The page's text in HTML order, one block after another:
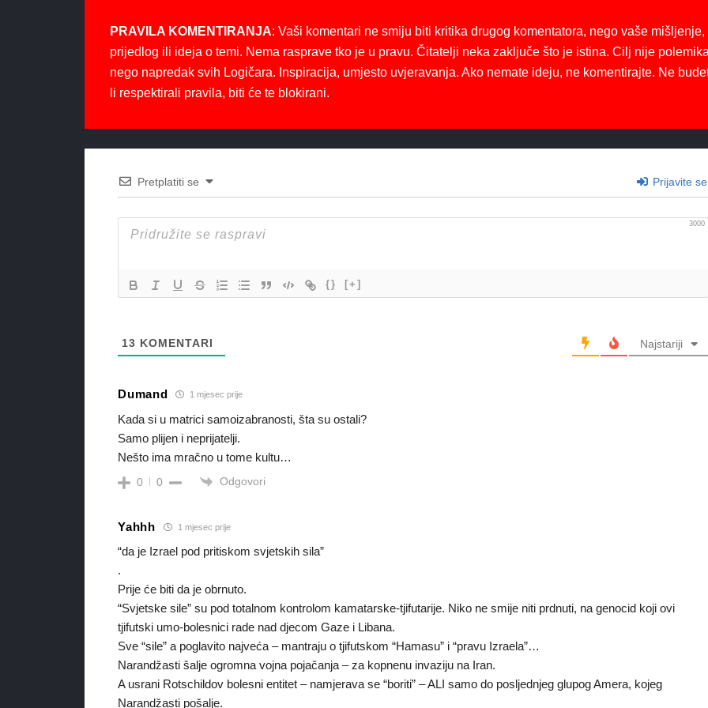
PRAVILA KOMENTIRANJA: Vaši komentari ne smiju biti kritika drugog komentatora, nego vaše mišljenje,
prijedlog ili ideja o temi. Nema rasprave tko je u pravu. Čitatelji neka zaključe što je istina. Cilj nije
nego napredak svih Logičara. Inspiracija, umjesto uvjeravanja. Ako nemate ideju, ne komentirajte. Ne
li respektirali pravila, biti će te blokirani.
Pretplatiti se Prijavite se
3000
{} [+]
13 KOMENTARI Najstariji
Dumand 1 mjesec prije
Kada si u matrici samoizabranosti, šta su ostali?
Samo plijen i neprijatelji.
Nešto ima mračno u tome kultu…
0 0 Odgovori
Yahhh 1 mjesec prije
“da je Izrael pod pritiskom svjetskih sila”
.
Prije će biti da je obrnuto.
“Svjetske sile” su pod totalnom kontrolom kamatarske-tjifutarije. Niko ne smije niti prdnuti, na genocid koji ovi
tjifutski umo-bolesnici rade nad djecom Gaze i Libana.
Sve “sile” a poglavito najveća – mantraju o tjifutskom “Hamasu” i “pravu Izraela”…
Narandžasti šalje ogromna vojna pojačanja – za kopnenu invaziju na Iran.
A usrani Rotschildov bolesni entitet – namjerava se “boriti” – ALI samo do posljednjeg glupog Amera, kojeg
Narandžasti pošalje.